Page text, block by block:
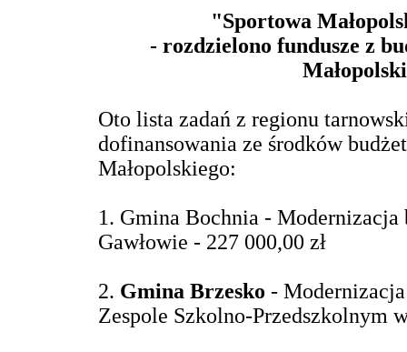
"Sportowa
- rozdzielono fundusze z
Oto lista zadań z regionu
dofinansowania ze środków
Małopolskiego:
1. Gmina Bochnia - Modernizacja
Gawłowie - 227 000,00 zł
2. Gmina Brzesko -
Zespole Szkolno-Przedszkolnym